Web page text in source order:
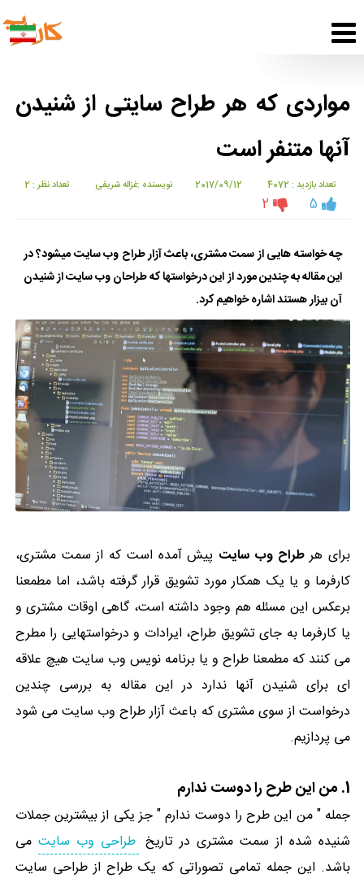
مواردی که هر طراح سایتی از شنیدن
آنها متنفر است
تعداد بازدید : 4072 2017/09/12 نویسنده :غزاله شریفی تعداد نظر : 2
5
2
چه خواسته هایی از سمت مشتری، باعث آزار طراح وب سایت میشود؟ در
این مقاله به چندین مورد از این درخواستها که طراحان وب سایت از شنیدن
آن بیزار هستند اشاره خواهیم کرد.
برای هرطراح وب سایت پیش آمده است که از سمت مشتری،
کارفرما و یا یک همکار مورد تشویق قرار گرفته باشد، اما مطمعنا
برعکس این مسئله هم وجود داشته است، گاهی اوقات مشتری و
یا کارفرما به جای تشویق طراح، ایرادات و درخواستهایی را مطرح
می کنند که مطمعنا طراح و یا برنامه نویس وب سایت هیچ علاقه
ای برای شنیدن آنها ندارد در این مقاله به بررسی چندین
درخواست از سوی مشتری که باعث آزار طراح وب سایت می شود
می پردازیم.
1. من این طرح را دوست ندارم
جمله " من این طرح را دوست ندارم " جز یکی از بیشترین جملات
شنیده شده از سمت مشتری در تاریخ طراحی وب سایت می
باشد. این جمله تمامی تصوراتی که یک طراح از طراحی سایت